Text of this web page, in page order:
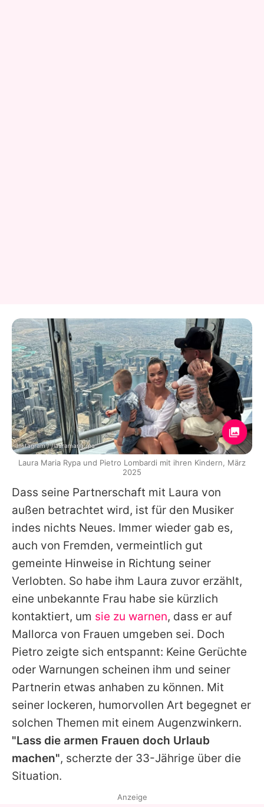
Dass seine Partnerschaft mit Laura von
außen betrachtet wird, ist für den Musiker
indes nichts Neues. Immer wieder gab es,
auch von Fremden, vermeintlich gut
gemeinte Hinweise in Richtung seiner
Verlobten. So habe ihm Laura zuvor erzählt,
eine unbekannte Frau habe sie kürzlich
kontaktiert, um sie zu warnen, dass er auf
Mallorca von Frauen umgeben sei. Doch
Pietro zeigte sich entspannt: Keine Gerüchte
oder Warnungen scheinen ihm und seiner
Partnerin etwas anhaben zu können. Mit
seiner lockeren, humorvollen Art begegnet er
solchen Themen mit einem Augenzwinkern.
"Lass die armen Frauen doch Urlaub
machen", scherzte der 33-Jährige über die
Situation.
Instagram / /lauramaria.rpa
Laura Maria Rypa und Pietro Lombardi mit ihren Kindern, März
2025
Anzeige